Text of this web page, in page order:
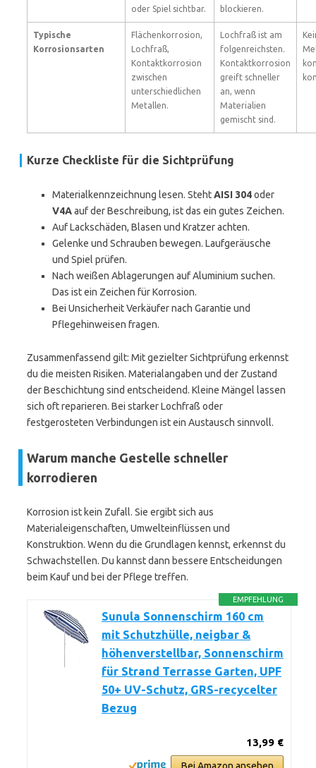
oder Spiel sichtbar.
blockieren.
Typische
Korrosionsarten
Flächenkorrosion,
Lochfraß,
Kontaktkorrosion
zwischen
unterschiedlichen
Metallen.
Lochfraß ist am
folgenreichsten.
Kontaktkorrosion
greift schneller
an, wenn
Materialien
gemischt sind.
Kurze Checkliste für die Sichtprüfung
Materialkennzeichnung lesen. StehtAISI 304oder
V4Aauf der Beschreibung, ist das ein gutes Zeichen.
Auf Lackschäden, Blasen und Kratzer achten.
Gelenke und Schrauben bewegen. Laufgeräusche
und Spiel prüfen.
Nach weißen Ablagerungen auf Aluminium suchen.
Das ist ein Zeichen für Korrosion.
Bei Unsicherheit Verkäufer nach Garantie und
Pflegehinweisen fragen.
Zusammenfassend gilt: Mit gezielter Sichtprüfung erkennst
du die meisten Risiken. Materialangaben und der Zustand
der Beschichtung sind entscheidend. Kleine Mängel lassen
sich oft reparieren. Bei starker Lochfraß oder
festgerosteten Verbindungen ist ein Austausch sinnvoll.
Warum manche Gestelle schneller
korrodieren
Korrosion ist kein Zufall. Sie ergibt sich aus
Materialeigenschaften, Umwelteinflüssen und
Konstruktion. Wenn du die Grundlagen kennst, erkennst du
Schwachstellen. Du kannst dann bessere Entscheidungen
beim Kauf und bei der Pflege treffen.
EMPFEHLUNG
Sunula Sonnenschirm 160 cm
mit Schutzhülle, neigbar &
höhenverstellbar, Sonnenschirm
für Strand Terrasse Garten, UPF
50+ UV-Schutz, GRS-recycelter
Bezug
13,99 €